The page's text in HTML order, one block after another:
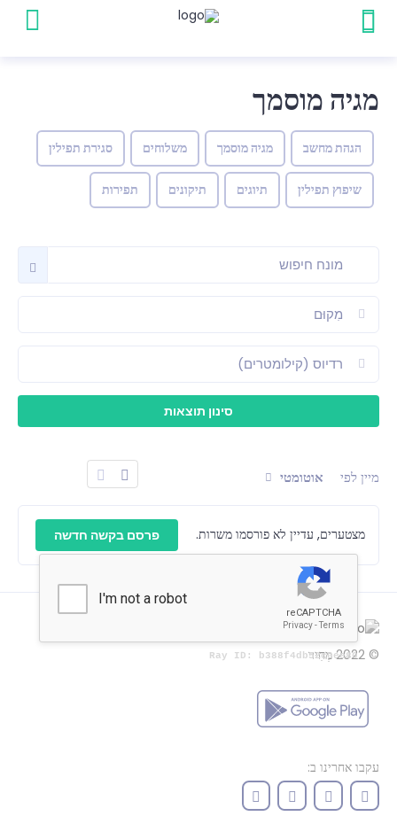
מגיה מוסמך
הגהת מחשב מגיה מוסמך משלוחים סגירת תפילין
שיפוץ תפילין תיוגים תיקונים תפירות
מיין לפי אוטומטי
מצטערים, עדיין לא פורסמו משרות. פרסם בקשה חדשה
© 2022 מְחִיר
עקבו אחרינו ב: